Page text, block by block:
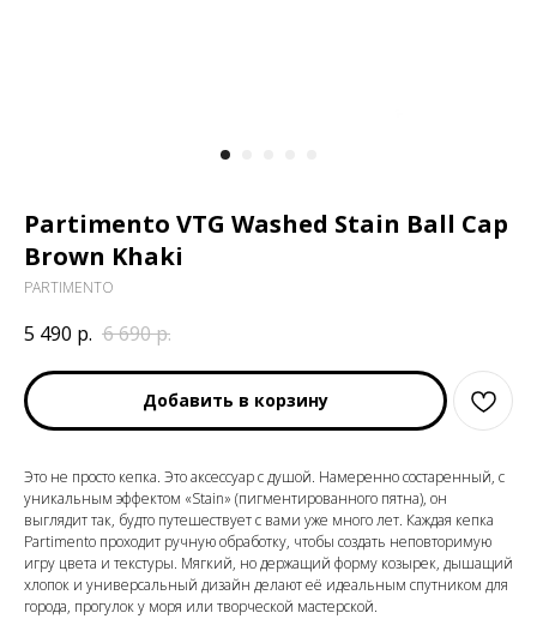
Partimento VTG Washed Stain Ball Cap
Brown Khaki
PARTIMENTO
5 490 р. 6 690р.
Добавить в корзину
Это не просто кепка. Это аксессуар с душой. Намеренно состаренный, с
уникальным эффектом «Stain» (пигментированного пятна), он
выглядит так, будто путешествует с вами уже много лет. Каждая кепка
Partimento проходит ручную обработку, чтобы создать неповторимую
игру цвета и текстуры. Мягкий, но держащий форму козырек, дышащий
хлопок и универсальный дизайн делают её идеальным спутником для
города, прогулок у моря или творческой мастерской.